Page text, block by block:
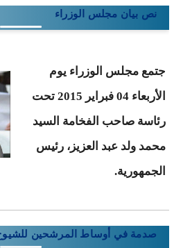
نص بيان مجلس الوزراء
جتمع مجلس الوزراء يوم
الأربعاء 04 فبراير 2015 تحت
رئاسة صاحب الفخامة السيد
محمد ولد عبد العزيز، رئيس
الجمهورية.
صدمة في أوساط المرشحين